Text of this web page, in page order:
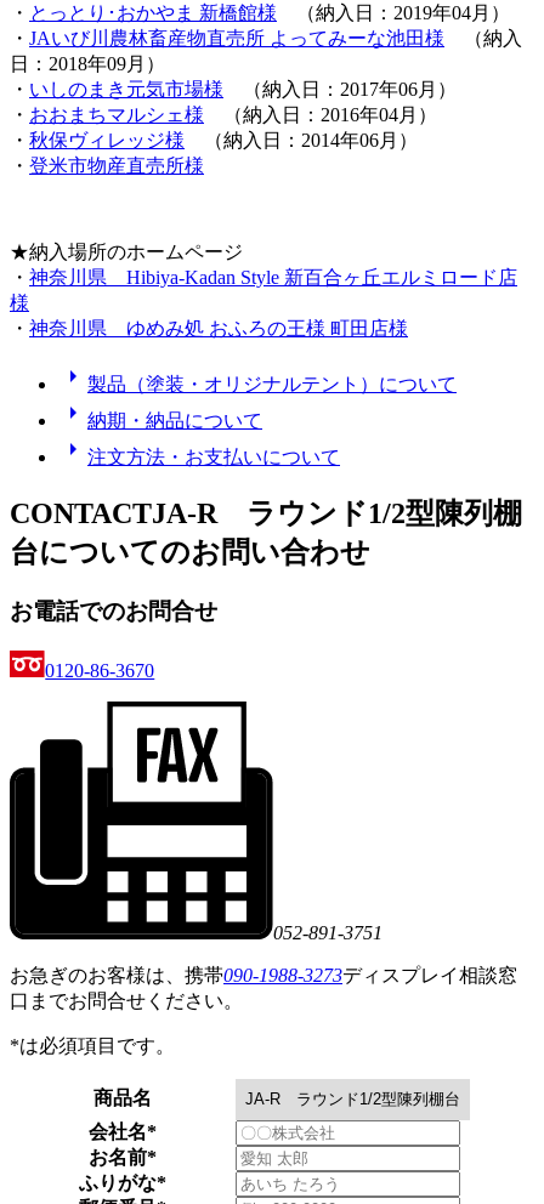
・ とっとり･おかやま 新橋館様 （納入日：2019年04月）
・ JAいび川農林畜産物直売所 よってみーな池田様 （納入
日：2018年09月）
・ いしのまき元気市場様 （納入日：2017年06月）
・ おおまちマルシェ様 （納入日：2016年04月）
・ 秋保ヴィレッジ様 （納入日：2014年06月）
・ 登米市物産直売所様
★納入場所のホームページ
・ 神奈川県 Hibiya-Kadan Style 新百合ヶ丘エルミロード店
様
・ 神奈川県 ゆめみ処 おふろの王様 町田店様
arrow_right 製品（塗装・オリジナルテント）について
arrow_right 納期・納品について
arrow_right 注文方法・お支払いについて
CONTACTJA-R ラウンド1/2型陳列棚
台についてのお問い合わせ
お電話でのお問合せ
0120-86-3670
052-891-3751
お急ぎのお客様は、携帯090-1988-3273ディスプレイ相談窓
口までお問合せください。
*は必須項目です。
商品名
会社名*
お名前*
ふりがな*